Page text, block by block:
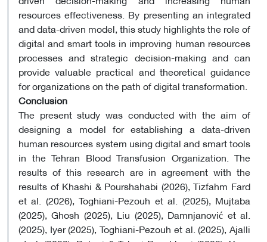
resources effectiveness. By presenting an integrated
and data-driven model, this study highlights the role of
digital and smart tools in improving human resources
processes and strategic decision-making and can
provide valuable practical and theoretical guidance
for organizations on the path of digital transformation.
Conclusion
The present study was conducted with the aim of
designing a model for establishing a data-driven
human resources system using digital and smart tools
in the Tehran Blood Transfusion Organization. The
results of this research are in agreement with the
results of Khashi & Pourshahabi (2026), Tizfahm Fard
et al. (2026), Toghiani-Pezouh et al. (2025), Mujtaba
(2025), Ghosh (2025), Liu (2025), Damnjanović et al.
(2025), Iyer (2025), Toghiani-Pezouh et al. (2025), Ajalli